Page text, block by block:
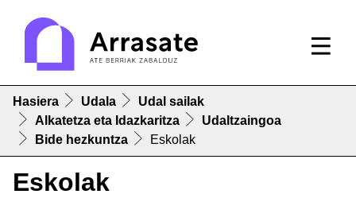
Hasiera Udala
Udal sailak
Alkatetza eta Idazkaritza
Udaltzaingoa
Bide hezkuntza
Eskolak
Eskolak